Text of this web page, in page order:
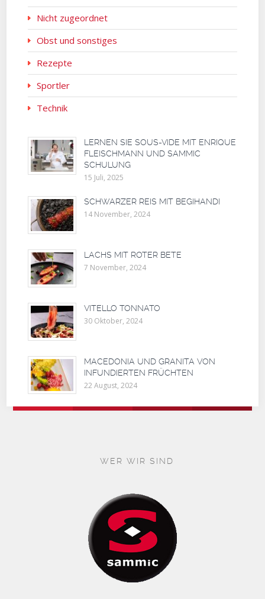
Nicht zugeordnet
Obst und sonstiges
Rezepte
Sportler
Technik
LERNEN SIE SOUS-VIDE MIT ENRIQUE
FLEISCHMANN UND SAMMIC
SCHULUNG
15 Juli, 2025
SCHWARZER REIS MIT BEGIHANDI
14 November, 2024
LACHS MIT ROTER BETE
7 November, 2024
VITELLO TONNATO
30 Oktober, 2024
MACEDONIA UND GRANITA VON
INFUNDIERTEN FRÜCHTEN
22 August, 2024
WER WIR SIND